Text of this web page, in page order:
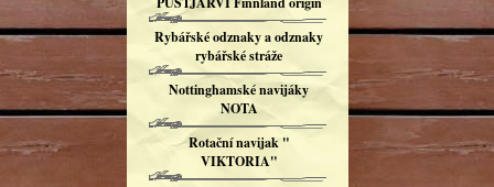
Rybářské odznaky a odznaky
rybářské stráže
Nottinghamské navijáky
NOTA
Rotační navijak "
VIKTORIA"